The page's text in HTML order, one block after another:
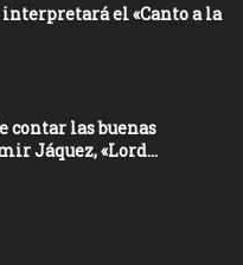
el «Canto a la
contar las buenas
Jáquez, «Lord...